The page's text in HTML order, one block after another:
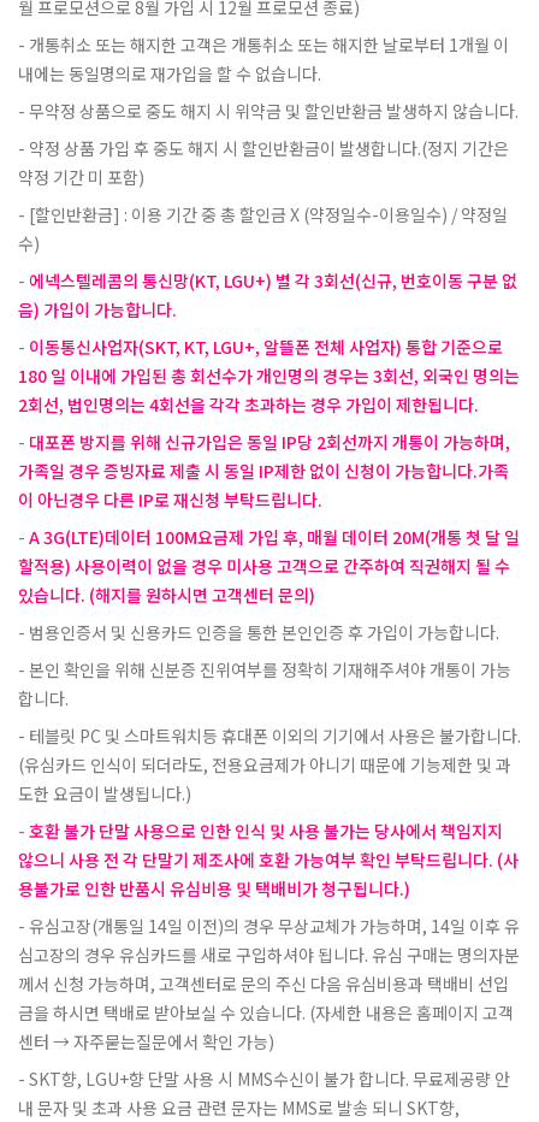
월 프로모션으로 8월 가입 시 12월 프로모션 종료)
개통취소 또는 해지한 고객은 개통취소 또는 해지한 날로부터 1개월 이
내에는 동일명의로 재가입을 할 수 없습니다.
무약정 상품으로 중도 해지 시 위약금 및 할인반환금 발생하지 않습니다.
약정 상품 가입 후 중도 해지 시 할인반환금이 발생합니다.(정지 기간은
약정 기간 미 포함)
[할인반환금] : 이용 기간 중 총 할인금 X (약정일수-이용일수) / 약정일
수)
에넥스텔레콤의 통신망(KT, LGU+) 별 각 3회선(신규, 번호이동 구분 없
음) 가입이 가능합니다.
이동통신사업자(SKT, KT, LGU+, 알뜰폰 전체 사업자) 통합 기준으로
180 일 이내에 가입된 총 회선수가 개인명의 경우는 3회선, 외국인 명의는
2회선, 법인명의는 4회선을 각각 초과하는 경우 가입이 제한됩니다.
대포폰 방지를 위해 신규가입은 동일 IP당 2회선까지 개통이 가능하며,
가족일 경우 증빙자료 제출 시 동일 IP제한 없이 신청이 가능합니다.가족
이 아닌경우 다른 IP로 재신청 부탁드립니다.
A 3G(LTE)데이터 100M요금제 가입 후, 매월 데이터 20M(개통 첫 달 일
할적용) 사용이력이 없을 경우 미사용 고객으로 간주하여 직권해지 될 수
있습니다. (해지를 원하시면 고객센터 문의)
범용인증서 및 신용카드 인증을 통한 본인인증 후 가입이 가능합니다.
본인 확인을 위해 신분증 진위여부를 정확히 기재해주셔야 개통이 가능
합니다.
테블릿 PC 및 스마트워치등 휴대폰 이외의 기기에서 사용은 불가합니다.
(유심카드 인식이 되더라도, 전용요금제가 아니기 때문에 기능제한 및 과
도한 요금이 발생됩니다.)
호환 불가 단말 사용으로 인한 인식 및 사용 불가는 당사에서 책임지지
않으니 사용 전 각 단말기 제조사에 호환 가능여부 확인 부탁드립니다. (사
용불가로 인한 반품시 유심비용 및 택배비가 청구됩니다.)
유심고장(개통일 14일 이전)의 경우 무상교체가 가능하며, 14일 이후 유
심고장의 경우 유심카드를 새로 구입하셔야 됩니다. 유심 구매는 명의자분
께서 신청 가능하며, 고객센터로 문의 주신 다음 유심비용과 택배비 선입
금을 하시면 택배로 받아보실 수 있습니다. (자세한 내용은 홈페이지 고객
센터 → 자주묻는질문에서 확인 가능)
SKT향, LGU+향 단말 사용 시 MMS수신이 불가 합니다. 무료제공량 안
내 문자 및 초과 사용 요금 관련 문자는 MMS로 발송 되니 SKT향,